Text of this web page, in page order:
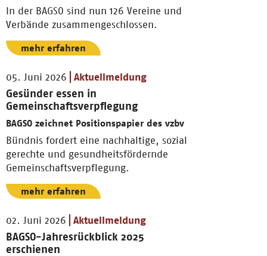
In der BAGSO sind nun 126 Vereine und
Verbände zusammengeschlossen.
mehr erfahren
05. Juni 2026 Aktuellmeldung
Gesünder essen in
Gemeinschaftsverpflegung
BAGSO zeichnet Positionspapier des vzbv
Bündnis fordert eine nachhaltige, sozial
gerechte und gesundheitsfördernde
Gemeinschaftsverpflegung.
mehr erfahren
02. Juni 2026 Aktuellmeldung
BAGSO-Jahresrückblick 2025
erschienen